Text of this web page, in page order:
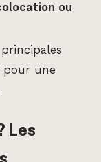
ou
pour une
Les